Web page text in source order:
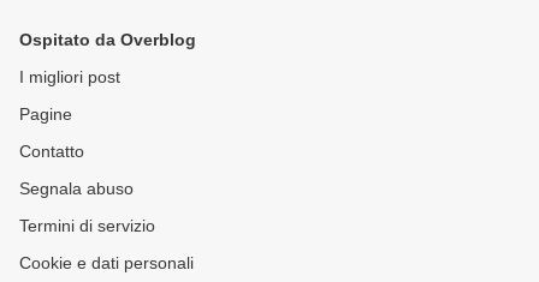
Ospitato da Overblog
I migliori post
Pagine
Contatto
Segnala abuso
Termini di servizio
Cookie e dati personali